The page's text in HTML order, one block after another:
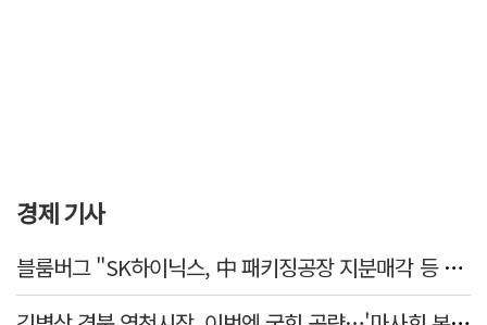
경제 기사
블룸버그 "SK하이닉스, 中 패키징공장 지분매각 등 검토"